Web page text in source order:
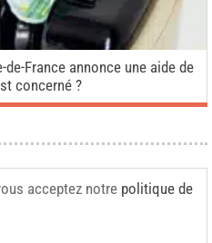
France annonce une aide de
concerné ?
acceptez notre politique de